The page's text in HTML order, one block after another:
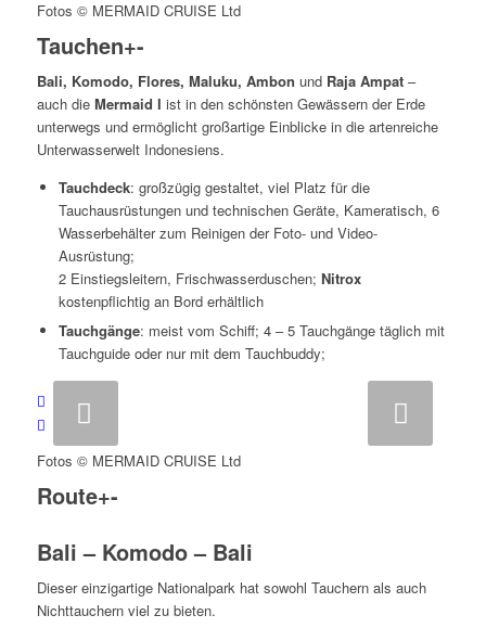
Fotos © MERMAID CRUISE Ltd
Tauchen+-
Bali, Komodo, Flores, Maluku, Ambon und Raja Ampat –
auch die Mermaid I ist in den schönsten Gewässern der Erde
unterwegs und ermöglicht großartige Einblicke in die artenreiche
Unterwasserwelt Indonesiens.
Tauchdeck: großzügig gestaltet, viel Platz für die
Tauchausrüstungen und technischen Geräte, Kameratisch, 6
Wasserbehälter zum Reinigen der Foto- und Video-
Ausrüstung;
2 Einstiegsleitern, Frischwasserduschen; Nitrox
kostenpflichtig an Bord erhältlich
Tauchgänge: meist vom Schiff; 4 – 5 Tauchgänge täglich mit
Tauchguide oder nur mit dem Tauchbuddy;
Fotos © MERMAID CRUISE Ltd
Route+-
Bali – Komodo – Bali
Dieser einzigartige Nationalpark hat sowohl Tauchern als auch
Nichttauchern viel zu bieten.